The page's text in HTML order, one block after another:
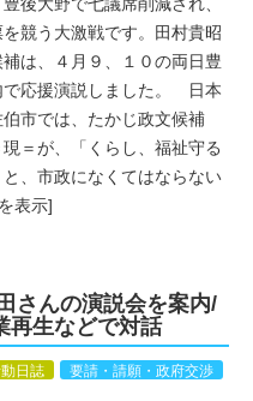
後大野で七議席削減され、
を競う大激戦です。田村貴昭
は、４月９、１０の両日豊
で応援演説しました。 日本
市では、たかじ政文候補
現＝が、「くらし、福祉守る
、市政になくてはならない
表示]
さんの演説会を案内/
生などで対話
日誌 要請・請願・政府交渉